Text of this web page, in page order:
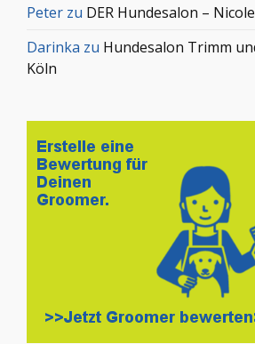
Peter zu DER Hundesalon –
Darinka zu Hundesalon Trimm
Köln